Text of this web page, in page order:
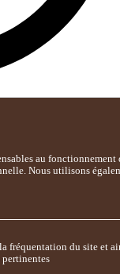
au fonctionnement
Nous utilisons
fréquentation du site et